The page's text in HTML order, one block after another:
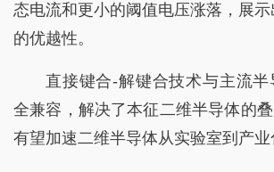
态电流和更小的阈值电压涨落，展
的优越性。
直接键合-解键合技术与主流
全兼容，解决了本征二维半导体的叠
有望加速二维半导体从实验室到产业